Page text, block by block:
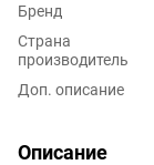
Бренд
Страна
производитель
Доп. описание
Описание